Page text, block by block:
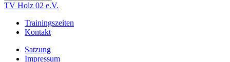
TV Holz 02 e.V.
Trainingszeiten
Kontakt
Satzung
Impressum